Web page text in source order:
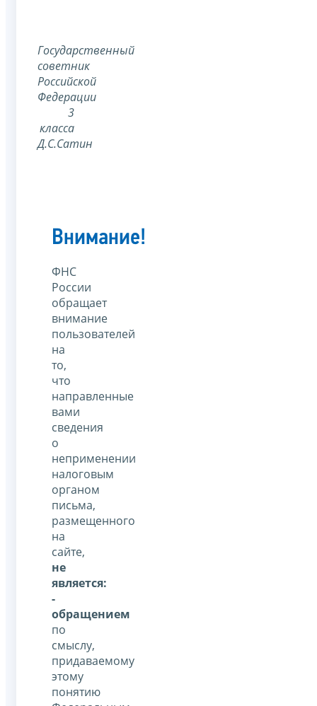
Государственный
советник
Российской
Федерации
3
класса
Д.С.Сатин
Внимание!
ФНС
России
обращает
внимание
пользователей
на
то,
что
направленные
вами
сведения
о
неприменении
налоговым
органом
письма,
размещенного
на
сайте,
не
является:
-
обращением
по
смыслу,
придаваемому
этому
понятию